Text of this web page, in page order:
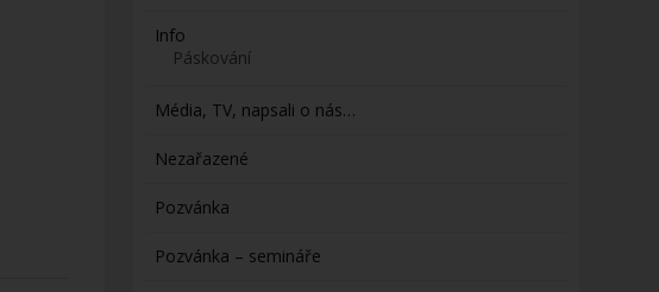
Info
Páskování
Média, TV, napsali o nás…
Nezařazené
Pozvánka
Pozvánka – semináře